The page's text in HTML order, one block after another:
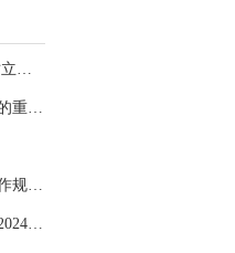
《求是》杂志发表习近平总书记重要文章 树立和践行正确政绩观
习近平主席在全军高级干部培训班开班式上的重要讲话引领全军开展思想整风、深化政治整训
中共中央办公厅印发《全国党员教育培训工作规划（2024－2028年）》
中共中央国务院印发《乡村全面振兴规划（2024—2027年）》